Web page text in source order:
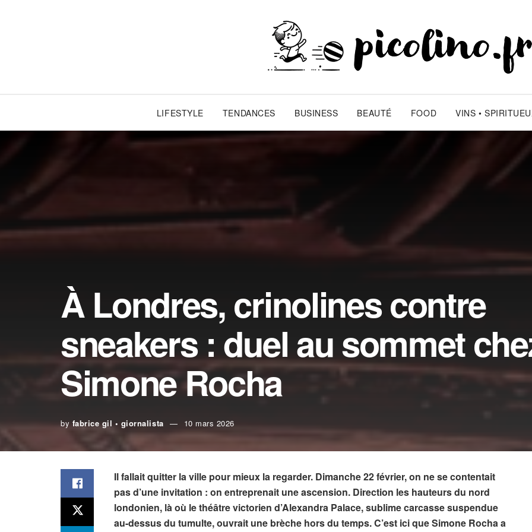
LIFESTYLE TENDANCES BUSINESS BEAUTÉ FOOD VINS •
À Londres, crinolines contre
sneakers : duel au sommet
Simone Rocha
by fabrice gil • giornalista 10 mars 2026
Il fallait quitter la ville pour mieux la regarder. Dimanche 22 février, on ne se contentait
pas d’une invitation : on entreprenait une ascension. Direction les hauteurs du nord
londonien, là où le théâtre victorien d’Alexandra Palace, sublime carcasse suspendue
au-dessus du tumulte, ouvrait une brèche hors du temps. C’est ici que Simone Rocha a